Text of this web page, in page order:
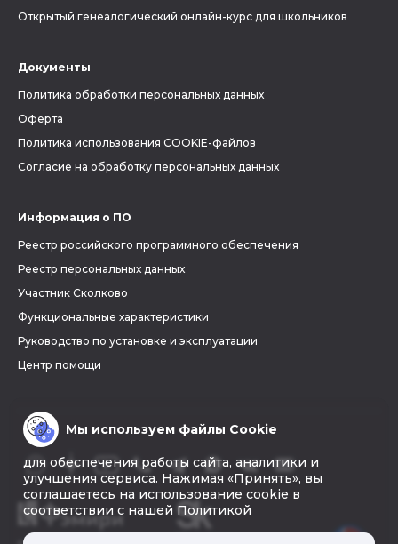
Открытый генеалогический онлайн-курс для школьников
Документы
Политика обработки персональных данных
Оферта
Политика использования COOKIE-файлов
Согласие на обработку персональных данных
Информация о ПО
Реестр российского программного обеспечения
Реестр персональных данных
Участник Сколково
Функциональные характеристики
Руководство по установке и эксплуатации
Центр помощи
Мы используем файлы Cookie
для обеспечения работы сайта, аналитики и
улучшения сервиса. Нажимая «Принять», вы
соглашаетесь на использование cookie в
соответствии с нашей Политикой